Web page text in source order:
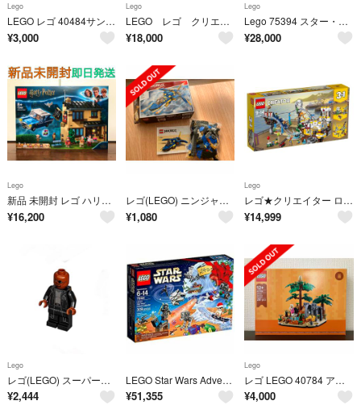
Lego
LEGO レゴ 40484サンタのお庭 非売品
¥3,000
Lego
LEGO レゴ クリエイター31084、クラシック ジャンクセット
¥18,000
Lego
Lego 75394 スター・ウォーズ スター・デストロイヤー
¥28,000
Lego
新品 未開封 レゴ ハリーポッター プリベット通り4番地 75968
¥16,200
レゴ(LEGO) ニンジャゴー ジェイのライトニングジェット EVO 71784
¥1,080
Lego
レゴ★クリエイター ローラーコースター 31084 新品 激レア
¥14,999
Lego
レゴ(LEGO) スーパー・ヒーローズ 76184 より ニック・フューリ
¥2,444
LEGO Star Wars Advent Calendar 75184 Building Kitアドベントカレンダービルディングキット (309 Piece)
¥51,355
Lego
レゴ LEGO 40784 アフリカのサバンナ ジオラマ 新品未開封
¥4,000